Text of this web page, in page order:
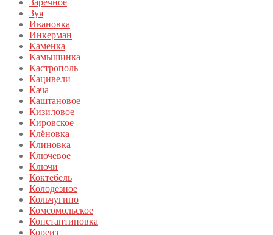
Заречное
Зуя
Ивановка
Инкерман
Каменка
Камышинка
Кастрополь
Кацивели
Кача
Каштановое
Кизиловое
Кировское
Клёновка
Клиновка
Ключевое
Ключи
Коктебель
Колодезное
Кольчугино
Комсомольское
Константиновка
Кореиз